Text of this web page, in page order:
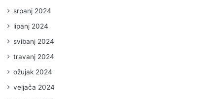
srpanj 2024
lipanj 2024
svibanj 2024
travanj 2024
ožujak 2024
veljača 2024